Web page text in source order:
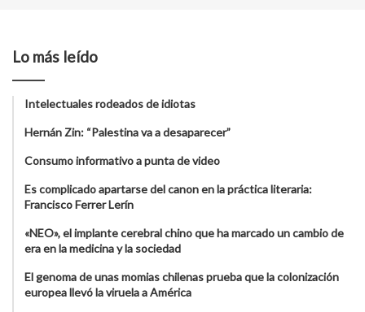
Lo más leído
Intelectuales rodeados de idiotas
Hernán Zin: “Palestina va a desaparecer”
Consumo informativo a punta de video
Es complicado apartarse del canon en la práctica literaria:
Francisco Ferrer Lerín
«NEO», el implante cerebral chino que ha marcado un cambio de
era en la medicina y la sociedad
El genoma de unas momias chilenas prueba que la colonización
europea llevó la viruela a América